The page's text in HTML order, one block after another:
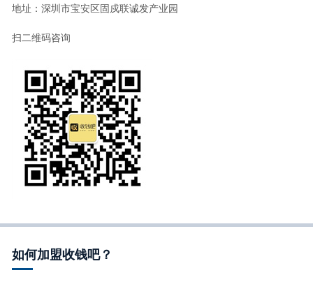
地址：深圳市宝安区固戍联诚发产业园
扫二维码咨询
如何加盟收钱吧？